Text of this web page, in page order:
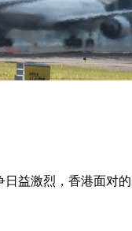
益激烈，香港面对